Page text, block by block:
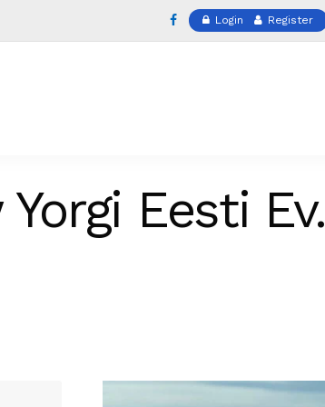
Login Register
Eesti Ev.